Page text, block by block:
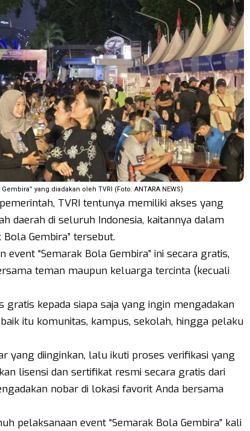
yang diadakan oleh TVRI (Foto: ANTARA NEWS)
TVRI tentunya memiliki akses yang
daerah di seluruh Indonesia, kaitannya dalam
Gembira” tersebut.
“Semarak Bola Gembira” ini secara gratis,
teman maupun keluarga tercinta (kecuali
kepada siapa saja yang ingin mengadakan
itu komunitas, kampus, sekolah, hingga pelaku
yang diinginkan, lalu ikuti proses verifikasi yang
lisensi dan sertifikat resmi secara gratis dari
nobar di lokasi favorit Anda bersama
pelaksanaan event “Semarak Bola Gembira” kali